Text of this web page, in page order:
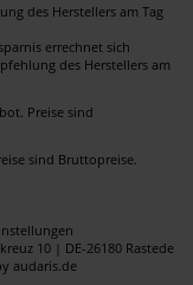
des Herstellers am Tag
errechnet sich
des Herstellers am
Preise sind
sind Bruttopreise.
10 | DE-26180 Rastede
audaris.de